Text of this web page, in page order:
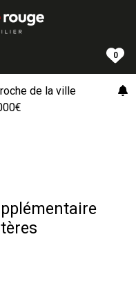
0
de la ville